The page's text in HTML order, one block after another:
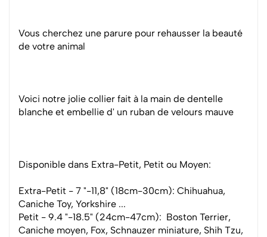
Vous cherchez une parure pour rehausser la beauté
de votre animal
Voici notre jolie collier fait à la main de dentelle
blanche et embellie d' un ruban de velours mauve
Disponible dans Extra-Petit, Petit ou Moyen:
Extra-Petit - 7 "-11,8" (18cm-30cm): Chihuahua,
Caniche Toy, Yorkshire ...
Petit - 9.4 "-18.5" (24cm-47cm): Boston Terrier,
Caniche moyen, Fox, Schnauzer miniature, Shih Tzu,